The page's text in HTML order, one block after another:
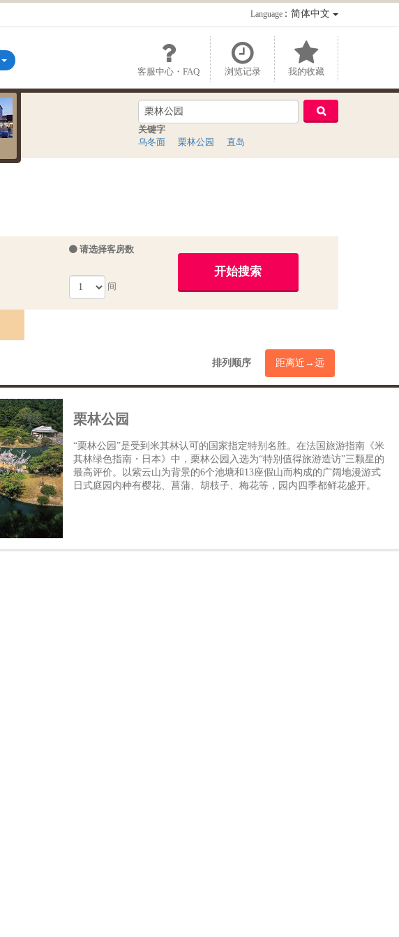
Language：简体中文
客服中心・FAQ 浏览记录 我的收藏
关键字
乌冬面
栗林公园 直岛
请选择客房数
间
排列顺序 距离近→远
栗林公园
“栗林公园”是受到米其林认可的国家指定特别名胜。在法国旅游指南《米
其林绿色指南・日本》中，栗林公园入选为“特别值得旅游造访”三颗星的
最高评价。以紫云山为背景的6个池塘和13座假山而构成的广阔地漫游式
日式庭园内种有樱花、菖蒲、胡枝子、梅花等，园内四季都鲜花盛开。